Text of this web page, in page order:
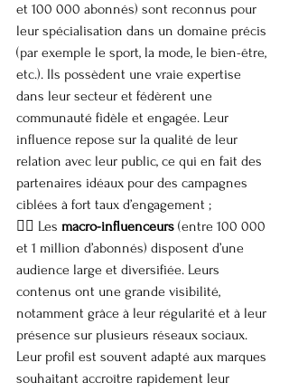
et 100 000 abonnés) sont reconnus pour
leur spécialisation dans un domaine précis
(par exemple le sport, la mode, le bien-être,
etc.). Ils possèdent une vraie expertise
dans leur secteur et fédèrent une
communauté fidèle et engagée. Leur
influence repose sur la qualité de leur
relation avec leur public, ce qui en fait des
partenaires idéaux pour des campagnes
ciblées à fort taux d’engagement ;
👉🏼 Les macro-influenceurs (entre 100 000
et 1 million d’abonnés) disposent d’une
audience large et diversifiée. Leurs
contenus ont une grande visibilité,
notamment grâce à leur régularité et à leur
présence sur plusieurs réseaux sociaux.
Leur profil est souvent adapté aux marques
souhaitant accroître rapidement leur